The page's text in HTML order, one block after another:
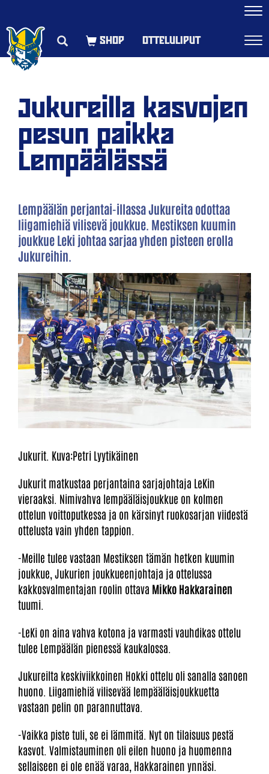
OTTELULIPUT
Jukureilla kasvojen
pesun paikka
Lempäälässä
Lempäälän perjantai-illassa Jukureita odottaa
liigamiehiä vilisevä joukkue. Mestiksen kuumin
joukkue Leki johtaa sarjaa yhden pisteen erolla
Jukureihin.
Jukurit. Kuva:Petri Lyytikäinen
Jukurit matkustaa perjantaina sarjajohtaja LeKin
vieraaksi. Nimivahva lempääläisjoukkue on kolmen
ottelun voittoputkessa ja on kärsinyt ruokosarjan viidestä
ottelusta vain yhden tappion.
-Meille tulee vastaan Mestiksen tämän hetken kuumin
joukkue, Jukurien joukkueenjohtaja ja ottelussa
kakkosvalmentajan roolin ottava Mikko Hakkarainen
tuumi.
-LeKi on aina vahva kotona ja varmasti vauhdikas ottelu
tulee Lempäälän pienessä kaukalossa.
Jukureilta keskiviikkoinen Hokki ottelu oli sanalla sanoen
huono. Liigamiehiä vilisevää lempääläisjoukkuetta
vastaan pelin on parannuttava.
-Vaikka piste tuli, se ei lämmitä. Nyt on tilaisuus pestä
kasvot. Valmistauminen oli eilen huono ja huomenna
sellaiseen ei ole enää varaa, Hakkarainen ynnäsi.